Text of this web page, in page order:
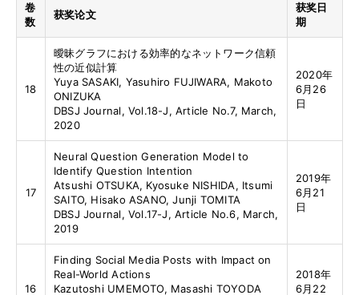
卷
数
获奖论文
获奖日
期
18
曖昧グラフにおける効率的なネットワーク信頼
性の近似計算
Yuya SASAKI, Yasuhiro FUJIWARA, Makoto
ONIZUKA
DBSJ Journal, Vol.18-J, Article No.7, March,
2020
2020年
6月26
日
17
Neural Question Generation Model to
Identify Question Intention
Atsushi OTSUKA, Kyosuke NISHIDA, Itsumi
SAITO, Hisako ASANO, Junji TOMITA
DBSJ Journal, Vol.17-J, Article No.6, March,
2019
2019年
6月21
日
16
Finding Social Media Posts with Impact on
Real-World Actions
Kazutoshi UMEMOTO, Masashi TOYODA
2018年
6月22